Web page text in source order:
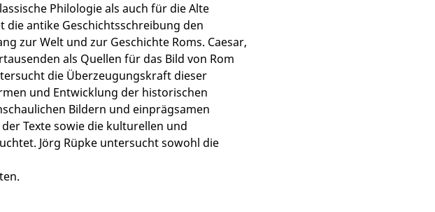
Philologie als auch für die Alte
die antike Geschichtsschreibung den
zur Welt und zur Geschichte Roms. Caesar,
als Quellen für das Bild von Rom
die Überzeugungskraft dieser
und Entwicklung der historischen
Bildern und einprägsamen
Texte sowie die kulturellen und
Jörg Rüpke untersucht sowohl die